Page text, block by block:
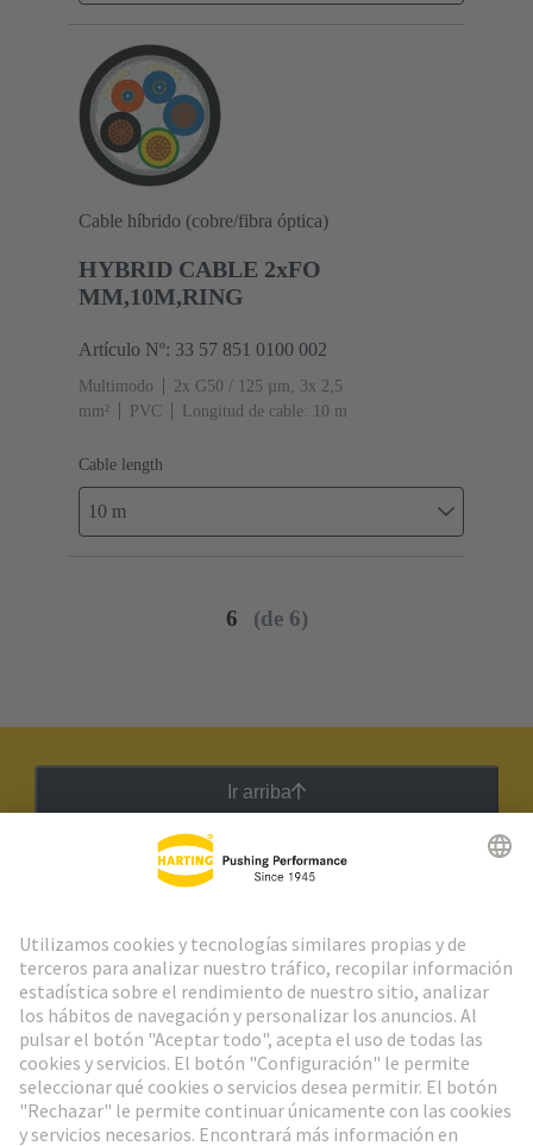
Cable híbrido (cobre/fibra óptica)
HYBRID CABLE 2xFO
MM,10M,RING
Artículo Nº: 33 57 851 0100 002
Multimodo
2x G50 / 125 µm, 3x 2,5
mm²
PVC Longitud de cable: 10 m
Cable length
10 m
6 (de 6)
Ir arriba
Ir al registro